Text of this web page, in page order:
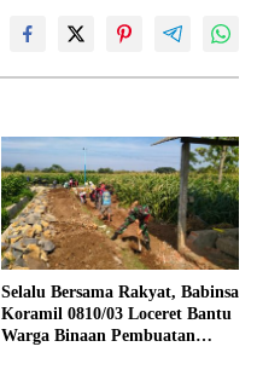
Selalu Bersama Rakyat, Babinsa
Koramil 0810/03 Loceret Bantu
Warga Binaan Pembuatan